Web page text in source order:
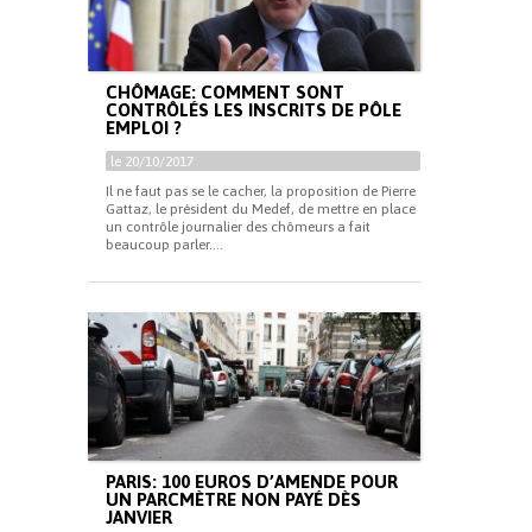
CHÔMAGE: COMMENT SONT
CONTRÔLÉS LES INSCRITS DE PÔLE
EMPLOI ?
le 20/10/2017
Il ne faut pas se le cacher, la proposition de Pierre
Gattaz, le président du Medef, de mettre en place
un contrôle journalier des chômeurs a fait
beaucoup parler....
PARIS: 100 EUROS D’AMENDE POUR
UN PARCMÈTRE NON PAYÉ DÈS
JANVIER